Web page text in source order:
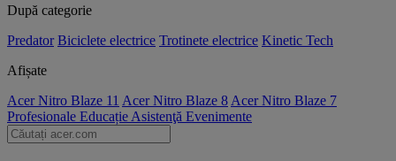
După categorie
Predator Biciclete electrice Trotinete electrice Kinetic Tech
Afișate
Acer Nitro Blaze 11 Acer Nitro Blaze 8 Acer Nitro Blaze 7
Profesionale Educație Asistenţă Evenimente